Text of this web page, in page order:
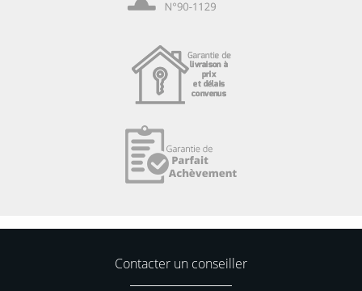
Contacter un conseiller